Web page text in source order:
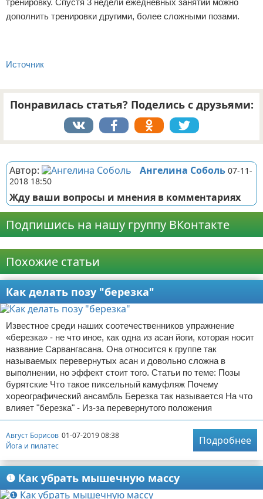
тренировку. Спустя 3 недели ежедневных занятий можно
дополнить тренировки другими, более сложными позами.
Источник
Понравилась статья? Поделись с друзьями:
Автор: Ангелина Соболь 07-11-
2018 18:50
Жду ваши вопросы и мнения в комментариях
Подпишись на нашу группу ВКонтакте
Похожие статьи
Как делать позу "березка"
Известное среди наших соотечественников упражнение
«березка» - не что иное, как одна из асан йоги, которая носит
название Сарвангасана. Она относится к группе так
называемых перевернутых асан и довольно сложна в
выполнении, но эффект стоит того. Статьи по теме: Позы
бурятские Что такое пиксельный камуфляж Почему
хореографический ансамбль Березка так называется На что
влияет "березка" - Из-за перевернутого положения
Август Борисов 01-07-2019 08:38
Йога и пилатес
Подробнее
❶ Как убрать мышечную массу